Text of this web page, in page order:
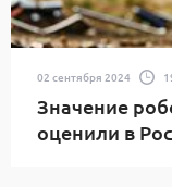
02 сентября 2024
Значение
оценили в